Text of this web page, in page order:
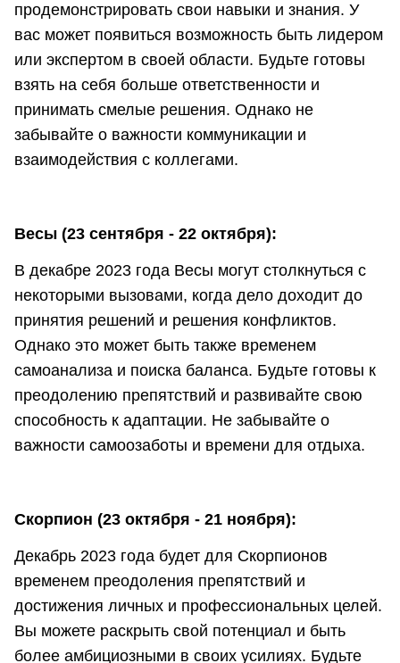
продемонстрировать свои навыки и знания. У
вас может появиться возможность быть лидером
или экспертом в своей области. Будьте готовы
взять на себя больше ответственности и
принимать смелые решения. Однако не
забывайте о важности коммуникации и
взаимодействия с коллегами.
Весы (23 сентября - 22 октября):
В декабре 2023 года Весы могут столкнуться с
некоторыми вызовами, когда дело доходит до
принятия решений и решения конфликтов.
Однако это может быть также временем
самоанализа и поиска баланса. Будьте готовы к
преодолению препятствий и развивайте свою
способность к адаптации. Не забывайте о
важности самоозаботы и времени для отдыха.
Скорпион (23 октября - 21 ноября):
Декабрь 2023 года будет для Скорпионов
временем преодоления препятствий и
достижения личных и профессиональных целей.
Вы можете раскрыть свой потенциал и быть
более амбициозными в своих усилиях. Будьте